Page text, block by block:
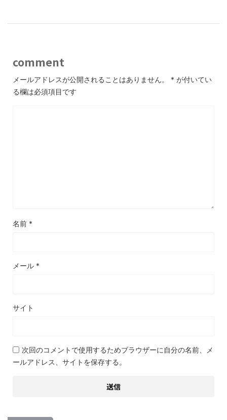
comment
メールアドレスが公開されることはありません。 * が付いてい
る欄は必須項目です
名前 *
メール *
サイト
次回のコメントで使用するためブラウザーに自分の名前、メ
ールアドレス、サイトを保存する。